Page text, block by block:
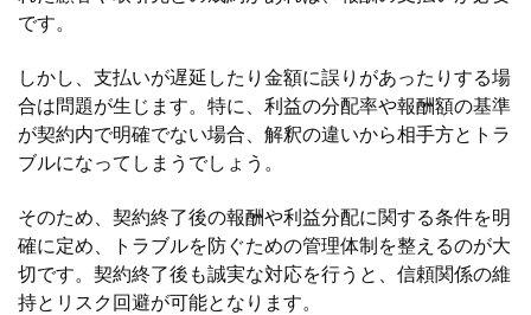
です。
しかし、支払いが遅延したり金額に誤りがあったりする場
合は問題が生じます。特に、利益の分配率や報酬額の基準
が契約内で明確でない場合、解釈の違いから相手方とトラ
ブルになってしまうでしょう。
そのため、契約終了後の報酬や利益分配に関する条件を明
確に定め、トラブルを防ぐための管理体制を整えるのが大
切です。契約終了後も誠実な対応を行うと、信頼関係の維
持とリスク回避が可能となります。